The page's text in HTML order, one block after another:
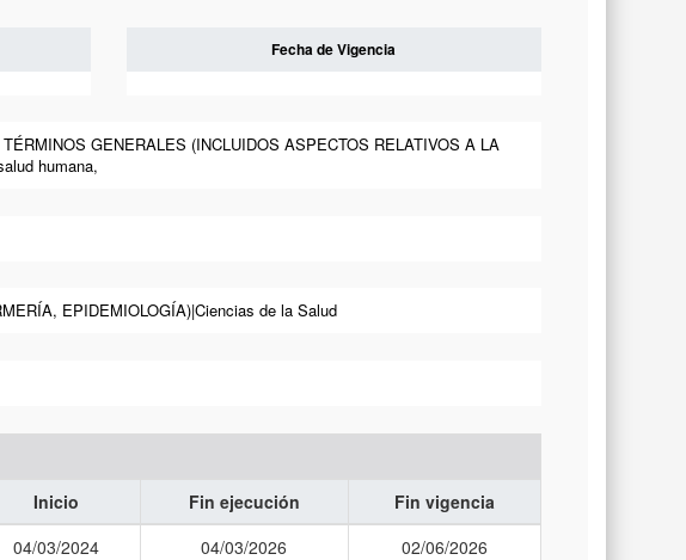
Fecha de Vigencia
GENERALES (INCLUIDOS ASPECTOS RELATIVOS A LA
humana,
EPIDEMIOLOGÍA)|Ciencias de la Salud
Inicio Fin ejecución
Fin vigencia
04/03/2024 04/03/2026
02/06/2026